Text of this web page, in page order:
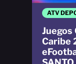
ATV
Juegos
Caribe